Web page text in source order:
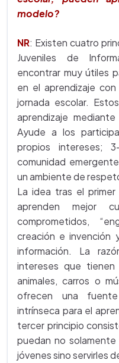
modelo?
NR: Existen cuatro
Juveniles de
encontrar muy útiles
en el aprendizaje
jornada escolar.
aprendizaje
Ayude a los
propios intereses;
comunidad
un ambiente de
La idea tras el
aprenden mejor
comprometidos,
creación e invención
información. La
intereses que
animales, carros o
ofrecen una
intrínseca para el
tercer principio
puedan no
jóvenes sino servirles